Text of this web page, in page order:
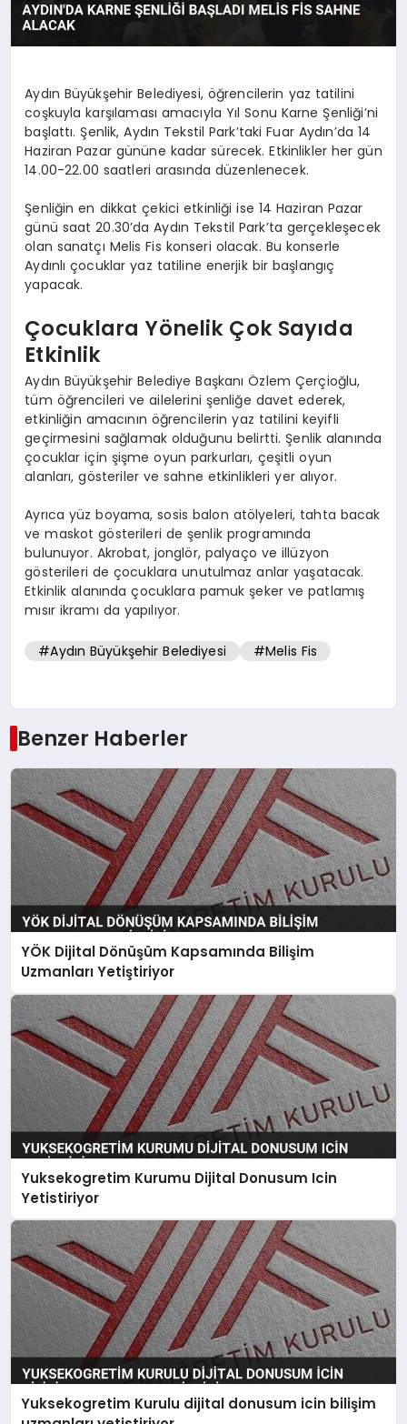
GÜNDEM
Aydın Büyükşehir Belediyesi, öğrencilerin yaz tatilini
coşkuyla karşılaması amacıyla Yıl Sonu Karne Şenliği’ni
başlattı. Şenlik, Aydın Tekstil Park’taki Fuar Aydın’da 14
Haziran Pazar gününe kadar sürecek. Etkinlikler her gün
14.00-22.00 saatleri arasında düzenlenecek.
Şenliğin en dikkat çekici etkinliği ise 14 Haziran Pazar
günü saat 20.30’da Aydın Tekstil Park’ta gerçekleşecek
olan sanatçı Melis Fis konseri olacak. Bu konserle
Aydınlı çocuklar yaz tatiline enerjik bir başlangıç
yapacak.
Çocuklara Yönelik Çok Sayıda
Etkinlik
Aydın Büyükşehir Belediye Başkanı Özlem Çerçioğlu,
tüm öğrencileri ve ailelerini şenliğe davet ederek,
etkinliğin amacının öğrencilerin yaz tatilini keyifli
geçirmesini sağlamak olduğunu belirtti. Şenlik alanında
çocuklar için şişme oyun parkurları, çeşitli oyun
alanları, gösteriler ve sahne etkinlikleri yer alıyor.
Ayrıca yüz boyama, sosis balon atölyeleri, tahta bacak
ve maskot gösterileri de şenlik programında
bulunuyor. Akrobat, jonglör, palyaço ve illüzyon
gösterileri de çocuklara unutulmaz anlar yaşatacak.
Etkinlik alanında çocuklara pamuk şeker ve patlamış
mısır ikramı da yapılıyor.
#Aydın Büyükşehir Belediyesi #Melis Fis
Benzer Haberler
YÖK Dijital Dönüşüm Kapsamında Bilişim
Uzmanları Yetiştiriyor
Yuksekogretim Kurumu Dijital Donusum Icin
Yetistiriyor
Yuksekogretim Kurulu dijital donusum icin bilişim